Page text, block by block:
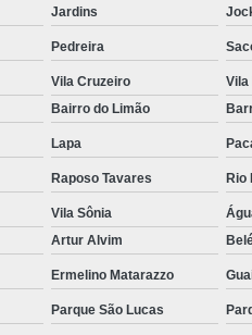
Jardins
Pedreira
Vila Cruzeiro Vila
Bairro do Limão
Lapa
Raposo Tavares Rio
Vila Sônia
Artur Alvim
Ermelino Matarazzo
Parque São Lucas